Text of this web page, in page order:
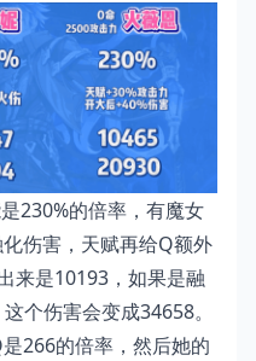
230%的倍率，有魔女
伤害，天赋再给Q额外
来是10193，如果是融
个伤害会变成34658。
266的倍率，然后她的